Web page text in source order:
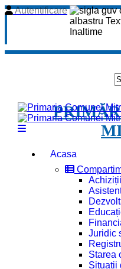
Autentificare
Acasa
Juridic
Starea
Situații